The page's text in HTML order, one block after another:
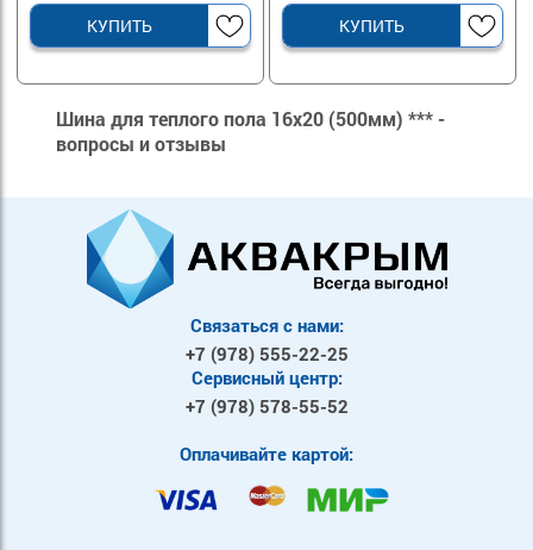
КУПИТЬ КУПИТЬ
Шина для теплого пола 16х20 (500мм) *** -
вопросы и отзывы
Связаться с нами:
+7 (978) 555-22-25
Сервисный центр:
+7 (978) 578-55-52
Оплачивайте картой: